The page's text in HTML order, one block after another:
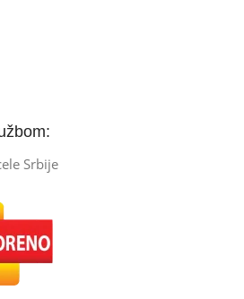
Srbije